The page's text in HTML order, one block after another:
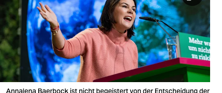
nord
wahrheit
verlag
verlag
veranstaltungen
Annalena Baerbock ist nicht begeistert von der Entscheidung der